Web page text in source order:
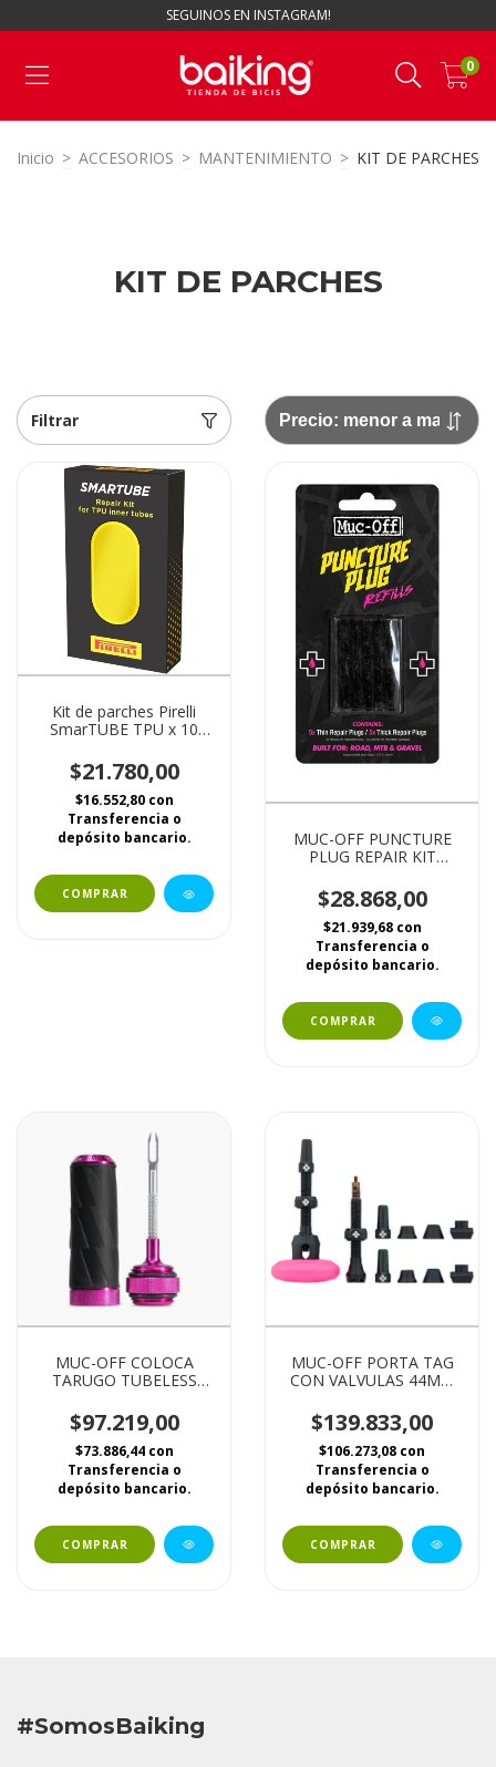
SEGUINOS EN INSTAGRAM!
0
Inicio > ACCESORIOS > MANTENIMIENTO > KIT DE PARCHES
KIT DE PARCHES
Filtrar
Kit de parches Pirelli
SmarTUBE TPU x 10
$21.780,00
$16.552,80 con
Transferencia o
depósito bancario.
MUC-OFF PUNCTURE
PLUG REPAIR KIT
$28.868,00
$21.939,68 con
Transferencia o
depósito bancario.
MUC-OFF COLOCA
TARUGO TUBELESS
$97.219,00
$73.886,44 con
Transferencia o
depósito bancario.
COMPRAR
MUC-OFF PORTA TAG
CON VALVULAS 44MM
$139.833,00
$106.273,08 con
Transferencia o
depósito bancario.
#SomosBaiking